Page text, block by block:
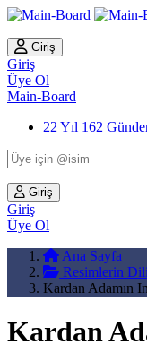
Giriş
Giriş
Üye Ol
Main-Board
22 Yıl 162
Giriş
Giriş
Üye Ol
Ana Sayfa
Resimlerin Dili
Kardan Adamın
Kardan